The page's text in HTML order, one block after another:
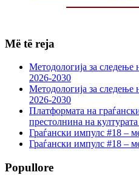
Më të reja
Методологија за следење
2026-2030
Методологија за следење
2026-2030
Платформата на
престолнина на
Граѓански импулс #18 –
Граѓански импулс #18 –
Popullore